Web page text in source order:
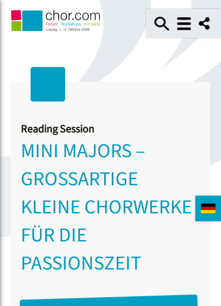
Reading Session
MINI MAJORS –
GROSSARTIGE K
LEINE CHORWERKE F
ÜR DIE P
ASSIONSZEIT